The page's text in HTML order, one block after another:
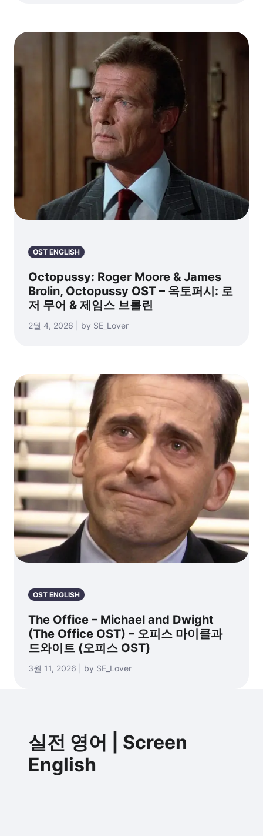
OST ENGLISH
Octopussy: Roger Moore & James
Brolin, Octopussy OST – 옥토퍼시: 로
저 무어 & 제임스 브롤린
2월 4, 2026 | by SE_Lover
OST ENGLISH
The Office – Michael and Dwight
(The Office OST) – 오피스 마이클과
드와이트 (오피스 OST)
3월 11, 2026 | by SE_Lover
실전 영어 | Screen
English